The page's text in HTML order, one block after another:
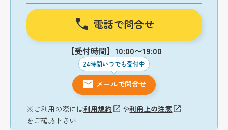
電話で問合せ
【受付時間】10:00〜19:00
24時間いつでも受付中
メールで問合せ
※ご利用の際には利用規約 や利用上の注意
をご確認下さい